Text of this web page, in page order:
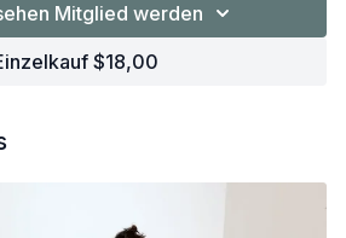
Ruhe und zeigt, wie wir unser
frei von Ideen und Gedanken
der Zukunft.
Mitglied werden
$18,00